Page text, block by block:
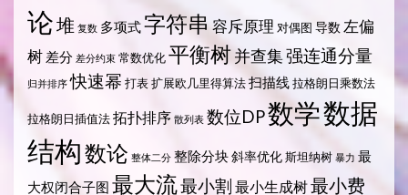
论堆 复数 多项式字符串容斥原理 对偶图 导数 左偏
树 差分 差分约束 常数优化平衡树并查集强连通分量
归并排序 快速幂 打表扩展欧几里得算法扫描线拉格朗日乘数法
拉格朗日插值法拓扑排序 散列表 数位DP数学数据
结构数论 整体二分 整除分块斜率优化斯坦纳树 暴力 最
大权闭合子图 最大流最小割 最小生成树最小费